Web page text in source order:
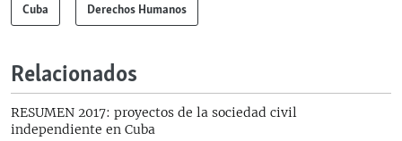
Cuba Derechos Humanos
Relacionados
RESUMEN 2017: proyectos de la sociedad civil
independiente en Cuba